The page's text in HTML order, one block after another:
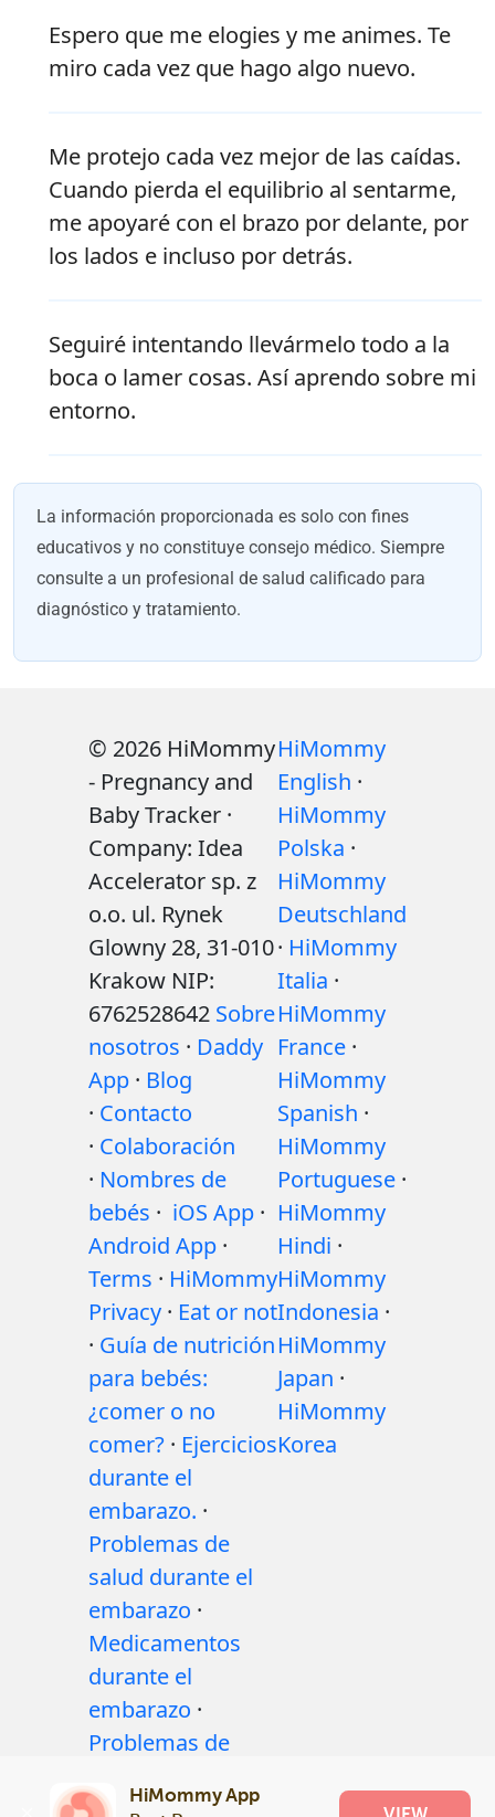
Espero que me elogies y me animes. Te
miro cada vez que hago algo nuevo.
Me protejo cada vez mejor de las caídas.
Cuando pierda el equilibrio al sentarme,
me apoyaré con el brazo por delante, por
los lados e incluso por detrás.
Seguiré intentando llevármelo todo a la
boca o lamer cosas. Así aprendo sobre mi
entorno.
La información proporcionada es solo con fines
educativos y no constituye consejo médico. Siempre
consulte a un profesional de salud calificado para
diagnóstico y tratamiento.
© 2026 HiMommy
- Pregnancy and
Baby Tracker ·
Company: Idea
Accelerator sp. z
o.o. ul. Rynek
Glowny 28, 31-010
Krakow NIP:
6762528642 Sobre
nosotros · Daddy
App · Blog
· Contacto
· Colaboración
· Nombres de
bebés · iOS App ·
Android App ·
Terms · HiMommy
Privacy · Eat or not
· Guía de nutrición
para bebés:
¿comer o no
comer? · Ejercicios
durante el
embarazo. ·
Problemas de
salud durante el
embarazo ·
Medicamentos
durante el
embarazo ·
Problemas de
Articles·Politica
HiMommy
English ·
HiMommy
Polska ·
HiMommy
Deutschland
· HiMommy
Italia ·
HiMommy
France ·
HiMommy
Spanish ·
HiMommy
Portuguese ·
HiMommy
Hindi ·
HiMommy
Indonesia ·
HiMommy
Japan ·
HiMommy
Korea
HiMommy App